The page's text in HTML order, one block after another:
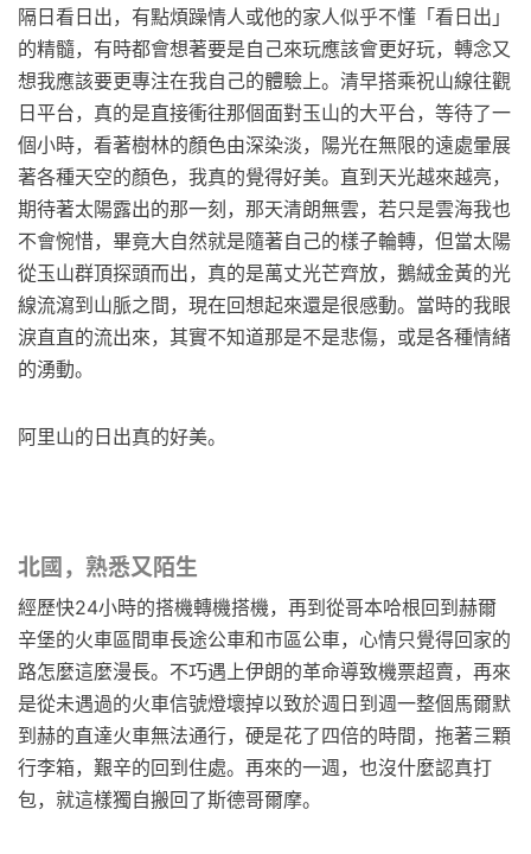
隔日看日出，有點煩躁情人或他的家人似乎不懂「看日出」
的精髓，有時都會想著要是自己來玩應該會更好玩，轉念又
想我應該要更專注在我自己的體驗上。清早搭乘祝山線往觀
日平台，真的是直接衝往那個面對玉山的大平台，等待了一
個小時，看著樹林的顏色由深染淡，陽光在無限的遠處暈展
著各種天空的顏色，我真的覺得好美。直到天光越來越亮，
期待著太陽露出的那一刻，那天清朗無雲，若只是雲海我也
不會惋惜，畢竟大自然就是隨著自己的樣子輪轉，但當太陽
從玉山群頂探頭而出，真的是萬丈光芒齊放，鵝絨金黃的光
線流瀉到山脈之間，現在回想起來還是很感動。當時的我眼
淚直直的流出來，其實不知道那是不是悲傷，或是各種情緒
的湧動。
阿里山的日出真的好美。
北國，熟悉又陌生
經歷快24小時的搭機轉機搭機，再到從哥本哈根回到赫爾
辛堡的火車區間車長途公車和市區公車，心情只覺得回家的
路怎麼這麼漫長。不巧遇上伊朗的革命導致機票超賣，再來
是從未遇過的火車信號燈壞掉以致於週日到週一整個馬爾默
到赫的直達火車無法通行，硬是花了四倍的時間，拖著三顆
行李箱，艱辛的回到住處。再來的一週，也沒什麼認真打
包，就這樣獨自搬回了斯德哥爾摩。